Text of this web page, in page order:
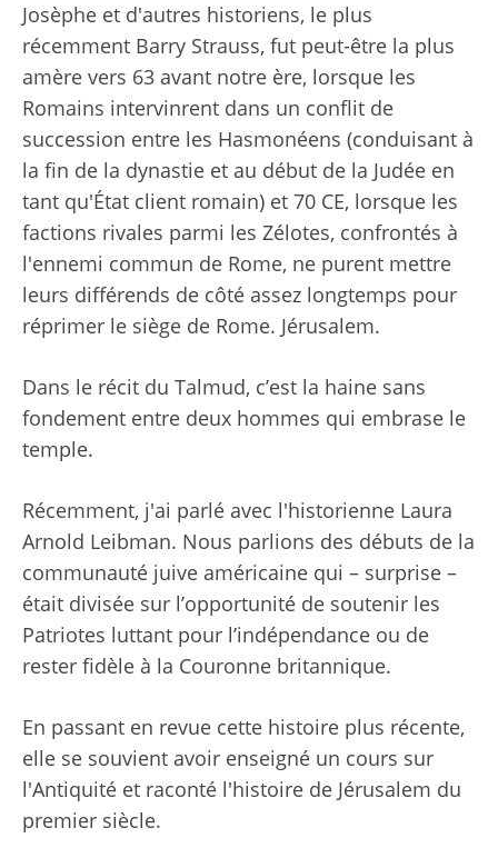
Josèphe et d'autres historiens, le plus
récemment Barry Strauss, fut peut-être la plus
amère vers 63 avant notre ère, lorsque les
Romains intervinrent dans un conflit de
succession entre les Hasmonéens (conduisant à
la fin de la dynastie et au début de la Judée en
tant qu'État client romain) et 70 CE, lorsque les
factions rivales parmi les Zélotes, confrontés à
l'ennemi commun de Rome, ne purent mettre
leurs différends de côté assez longtemps pour
réprimer le siège de Rome. Jérusalem.
Dans le récit du Talmud, c’est la haine sans
fondement entre deux hommes qui embrase le
temple.
Récemment, j'ai parlé avec l'historienne Laura
Arnold Leibman. Nous parlions des débuts de la
communauté juive américaine qui – surprise –
était divisée sur l’opportunité de soutenir les
Patriotes luttant pour l’indépendance ou de
rester fidèle à la Couronne britannique.
En passant en revue cette histoire plus récente,
elle se souvient avoir enseigné un cours sur
l'Antiquité et raconté l'histoire de Jérusalem du
premier siècle.